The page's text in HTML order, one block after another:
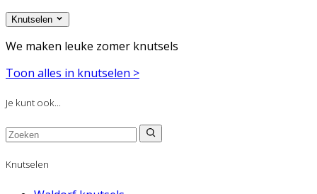
Knutselen
We maken leuke zomer knutsels
Toon alles in knutselen >
Je kunt ook...
Knutselen